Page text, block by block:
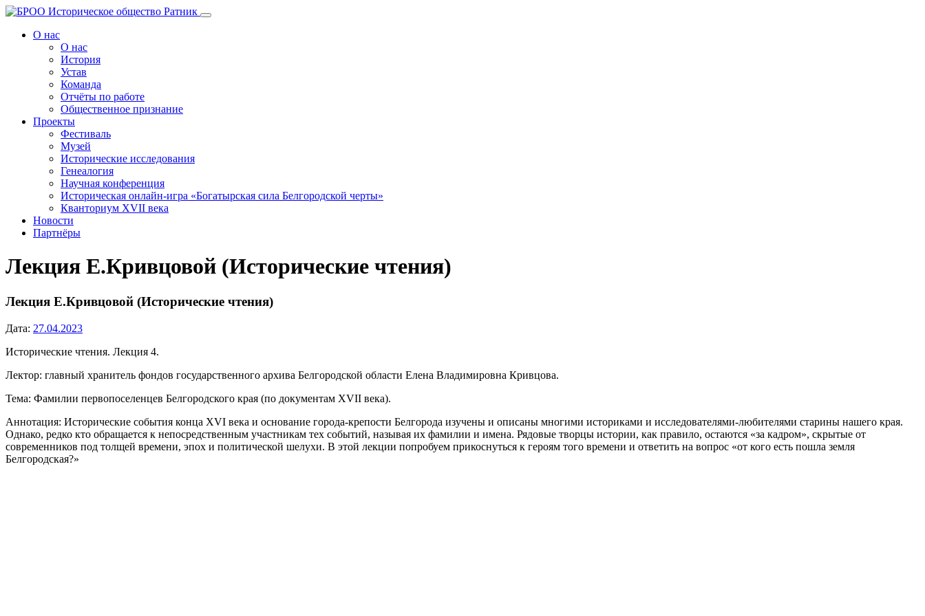
Перейти
содержанию
О нас
О нас
История
Устав
Команда
Отчёты по работе
Общественное признание
Проекты
Фестиваль
Музей
Исторические исследования
Генеалогия
Научная конференция
Историческая онлайн-игра «Богатырская сила Белгородской черты»
Кванториум XVII века
Новости
Партнёры
Лекция Е.Кривцовой (Исторические чтения)
Лекция Е.Кривцовой (Исторические чтения)
Дата: 27.04.2023
Исторические чтения. Лекция 4.
Лектор: главный хранитель фондов государственного архива Белгородской области Елена Владимировна Кривцова.
Тема: Фамилии первопоселенцев Белгородского края (по документам XVII века).
Аннотация: Исторические события конца XVI века и основание города-крепости Белгорода изучены и описаны многими историками и исследователями-любителями старины нашего края.
Однако, редко кто обращается к непосредственным участникам тех событий, называя их фамилии и имена. Рядовые творцы истории, как правило, остаются «за кадром», скрытые от
современников под толщей времени, эпох и политической шелухи. В этой лекции попробуем прикоснуться к героям того времени и ответить на вопрос «от кого есть пошла земля
Белгородская?»